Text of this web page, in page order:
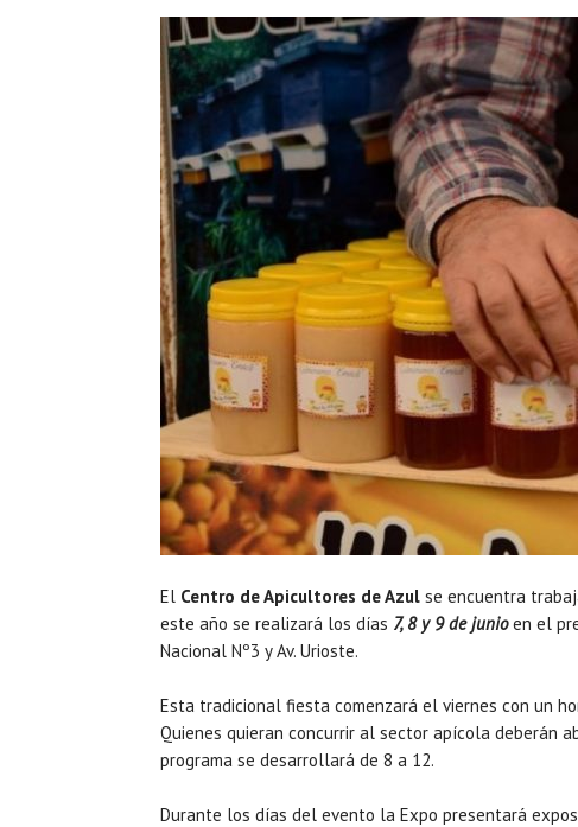
El Centro de Apicultores de Azul se encuentra
este año se realizará los días 7, 8 y 9 de junio en el
Nacional Nº3 y Av. Urioste.
Esta tradicional fiesta comenzará el viernes con un
Quienes quieran concurrir al sector apícola deberán
programa se desarrollará de 8 a 12.
Durante los días del evento la Expo presentará